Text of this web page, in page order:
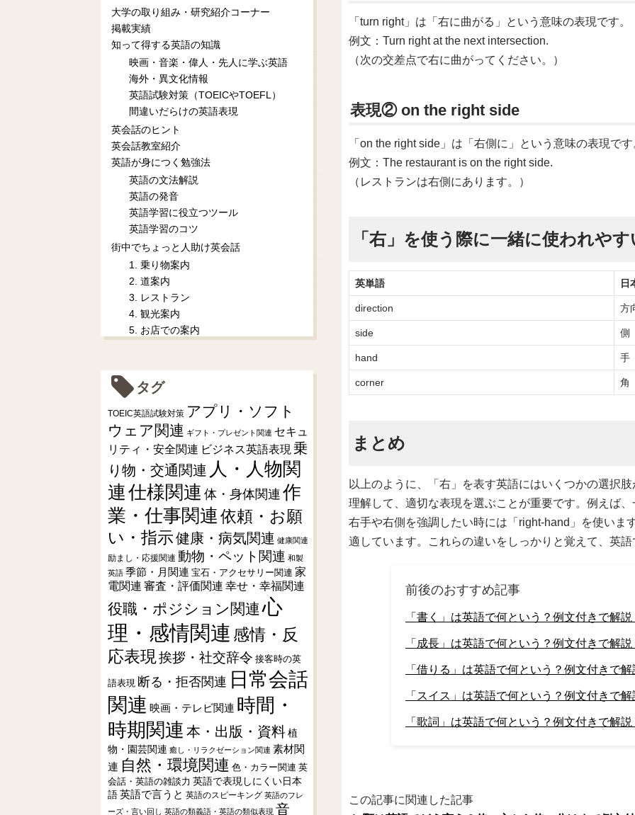
「turn right」は「右に曲がる」という意味の表現です。
例文：Turn right at the next intersection.
（次の交差点で右に曲がってください。）
表現② on the right side
「on the right side」は「右側に」という意味の表現で
例文：The restaurant is on the right side.
（レストランは右側にあります。）
「右」を使う際に一緒に使われや
英単語 日
direction 方
side 側
hand 手
corner 角
まとめ
以上のように、「右」を表す英語にはいくつかの選択
理解して、適切な表現を選ぶことが重要です。例えば
右手や右側を強調したい時には「right-hand」を使いま
適しています。これらの違いをしっかりと覚えて、英
前後のおすすめ記事
「書く」は英語で何という？例文付きで解説
「成長」は英語で何という？例文付きで解説
「借りる」は英語で何という？例文付きで解
「スイス」は英語で何という？例文付きで解
「歌詞」は英語で何という？例文付きで解説
この記事に関連した記事
大学の取り組み・研究紹介コーナー
掲載実績
知って得する英語の知識
映画・音楽・偉人・先人に学ぶ英語
海外・異文化情報
英語試験対策（TOEICやTOEFL）
間違いだらけの英語表現
英会話のヒント
英会話教室紹介
英語が身につく勉強法
英語の文法解説
英語の発音
英語学習に役立つツール
英語学習のコツ
街中でちょっと人助け英会話
1. 乗り物案内
2. 道案内
3. レストラン
4. 観光案内
5. お店での案内
タグ
TOEIC英語試験対策 アプリ・ソフト
ウェア関連 ギフト・プレゼント関連 セキュ
リティ・安全関連 ビジネス英語表現 乗
り物・交通関連 人・人物関
連仕様関連 体・身体関連 作
業・仕事関連依頼・お願
い・指示健康・病気関連 健康関連
励まし・応援関連 動物・ペット関連 和製
英語 季節・月関連 宝石・アクセサリー関連 家
電関連 審査・評価関連 幸せ・幸福関連
役職・ポジション関連 心
理・感情関連 感情・反
応表現挨拶・社交辞令 接客時の英
語表現 断る・拒否関連 日常会話
関連 映画・テレビ関連 時間・
時期関連 本・出版・資料植
物・園芸関連 癒し・リラクゼーション関連 素材関
連 自然・環境関連 色・カラー関連 英
会話・英語の雑談力 英語で表現しにくい日本
語 英語で言うと 英語のスピーキング 英語のフレ
ーズ・言い回し 英語の類義語・英語の類似表現 音